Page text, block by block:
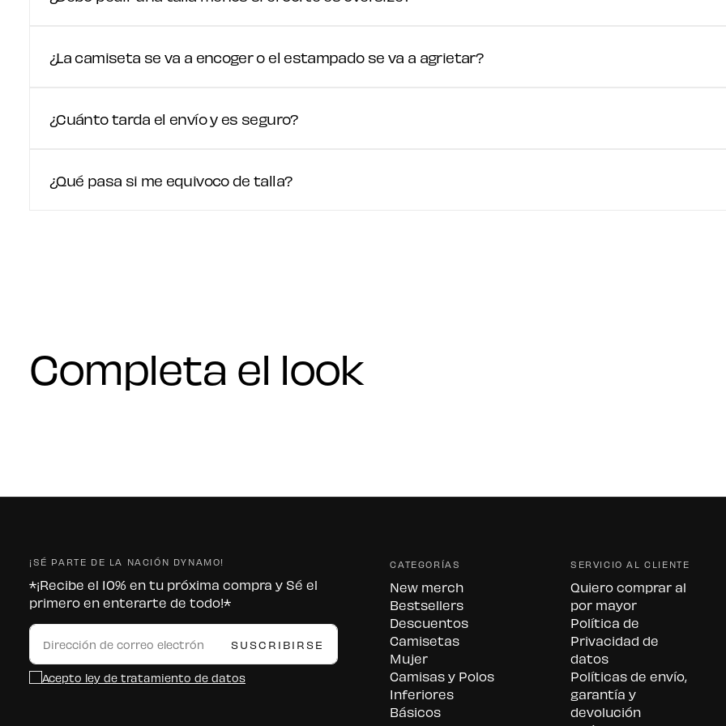
¿La camiseta se va a encoger o el estampado se va a agrietar?
¿Cuánto tarda el envío y es seguro?
¿Qué pasa si me equivoco de talla?
Completa el look
¡SÉ PARTE DE LA NACIÓN DYNAMO!
*¡Recibe el 10% en tu próxima compra y Sé el
primero en enterarte de todo!*
CORREO
ELECTRÓNICO SUSCRIBIRSE
Acepto ley de tratamiento de datos
CATEGORÍAS
New merch
Bestsellers
Descuentos
Camisetas
Mujer
Camisas y Polos
Inferiores
Básicos
SERVICIO AL CLIENTE
Quiero comprar al
por mayor
Política de
Privacidad de
datos
Políticas de envío,
garantía y
devolución